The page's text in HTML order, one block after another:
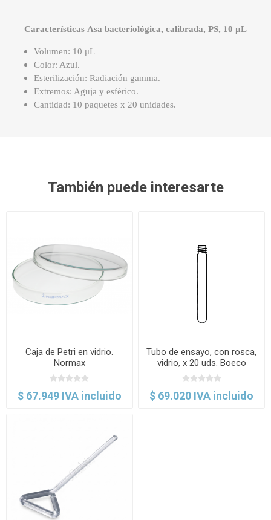
Características Asa bacteriológica, calibrada, PS, 10 µL
Volumen: 10 μL
Color: Azul.
Esterilización: Radiación gamma.
Extremos: Aguja y esférico.
Cantidad: 10 paquetes x 20 unidades.
También puede interesarte
Caja de Petri en vidrio.
Normax
$ 67.949 IVA incluido
Tubo de ensayo, con rosca,
vidrio, x 20 uds. Boeco
$ 69.020 IVA incluido